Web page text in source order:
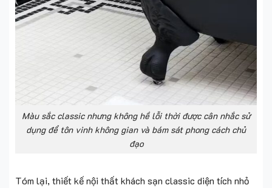
Màu sắc classic nhưng không hề lỗi thời được cân nhắc sử
dụng để tôn vinh không gian và bám sát phong cách chủ
đạo
Tóm lại, thiết kế nội thất khách sạn classic diện tích nhỏ